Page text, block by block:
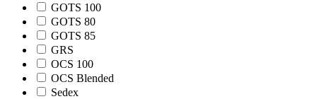
GOTS 100
GOTS 80
GOTS 85
GRS
OCS 100
OCS Blended
Sedex